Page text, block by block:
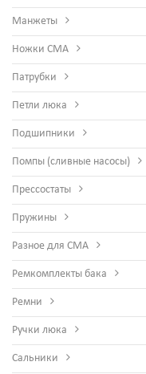
Манжеты
Ножки СМА
Патрубки
Петли люка
Подшипники
Помпы (сливные насосы)
Прессостаты
Пружины
Разное для СМА
Ремкомплекты бака
Ремни
Ручки люка
Сальники